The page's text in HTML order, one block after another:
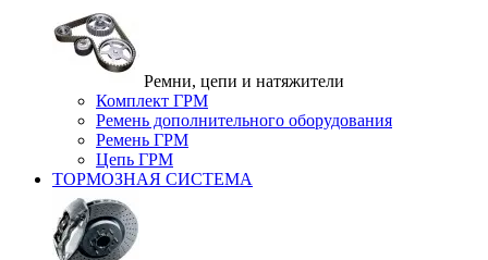
Ремни, цепи и натяжители
Комплект ГРМ
Ремень дополнительного оборудования
Ремень ГРМ
Цепь ГРМ
ТОРМОЗНАЯ СИСТЕМА